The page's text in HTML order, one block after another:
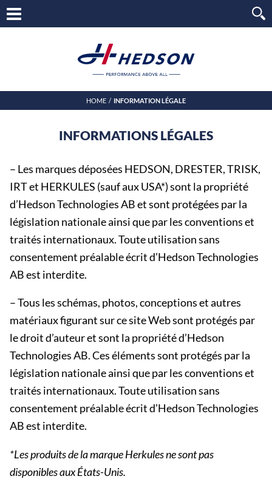
HOME INFORMATION LÉGALE
INFORMATIONS LÉGALES
– Les marques déposées HEDSON, DRESTER, TRISK,
IRT et HERKULES (sauf aux USA*) sont la propriété
d’Hedson Technologies AB et sont protégées par la
législation nationale ainsi que par les conventions et
traités internationaux. Toute utilisation sans
consentement préalable écrit d’Hedson Technologies
AB est interdite.
– Tous les schémas, photos, conceptions et autres
matériaux figurant sur ce site Web sont protégés par
le droit d’auteur et sont la propriété d’Hedson
Technologies AB. Ces éléments sont protégés par la
législation nationale ainsi que par les conventions et
traités internationaux. Toute utilisation sans
consentement préalable écrit d’Hedson Technologies
AB est interdite.
*Les produits de la marque Herkules ne sont pas
disponibles aux États-Unis.